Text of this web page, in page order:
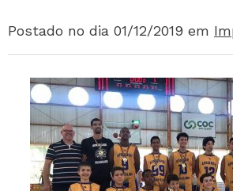
Postado no dia 01/12/2019 em